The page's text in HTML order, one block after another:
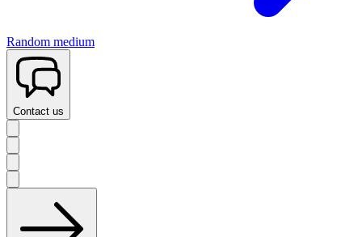
Random medium
Contact us